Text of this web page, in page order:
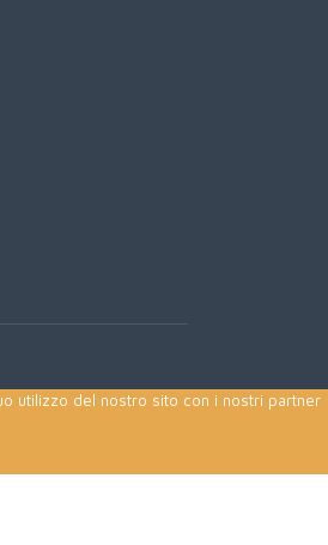
utilizzo del nostro sito con i nostri partner